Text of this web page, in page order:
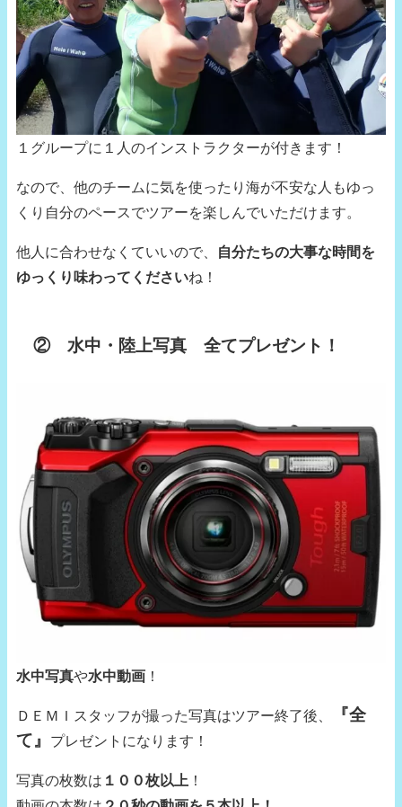
１グループに１人のインストラクターが付きます！
なので、他のチームに気を使ったり海が不安な人もゆっ
くり自分のペースでツアーを楽しんでいただけます。
他人に合わせなくていいので、
自分たちの大事な時間を
ゆっくり味わってくださいね！
② 水中・陸上写真 全てプレゼント！
水中写真や水中動画 ！
ＤＥＭＩスタッフが撮った写真はツアー終了後、
『全
て』
プレゼントになります！
写真の枚数は １００枚以上 ！